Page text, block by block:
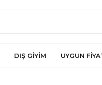
DIŞ GİYİM UYGUN